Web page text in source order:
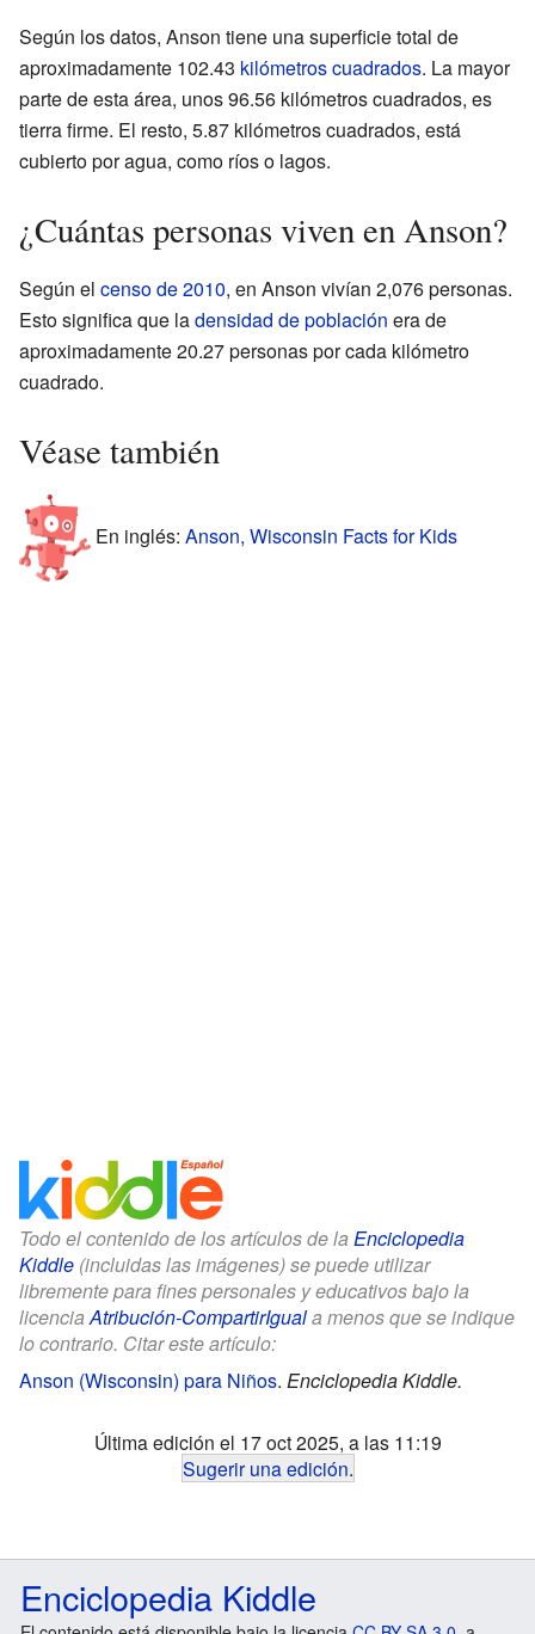
Según los datos, Anson tiene una superficie total de
aproximadamente 102.43 kilómetros cuadrados. La mayor
parte de esta área, unos 96.56 kilómetros cuadrados, es
tierra firme. El resto, 5.87 kilómetros cuadrados, está
cubierto por agua, como ríos o lagos.
¿Cuántas personas viven en Anson?
Según el censo de 2010, en Anson vivían 2,076 personas.
Esto significa que ladensidad de población era de
aproximadamente 20.27 personas por cada kilómetro
cuadrado.
Véase también
En inglés: Anson, Wisconsin Facts for Kids
Todo el contenido de los artículos de la Enciclopedia
Kiddle (incluidas las imágenes) se puede utilizar
libremente para fines personales y educativos bajo la
licenciaAtribución-CompartirIguala menos que se indique
lo contrario. Citar este artículo:
Anson (Wisconsin) para Niños. Enciclopedia Kiddle.
Última edición el 17 oct 2025, a las 11:19
Sugerir una edición.
Enciclopedia Kiddle